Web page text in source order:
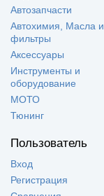
Автозапчасти
Автохимия, Масла и
фильтры
Аксессуары
Инструменты и
оборудование
МОТО
Тюнинг
Пользователь
Вход
Регистрация